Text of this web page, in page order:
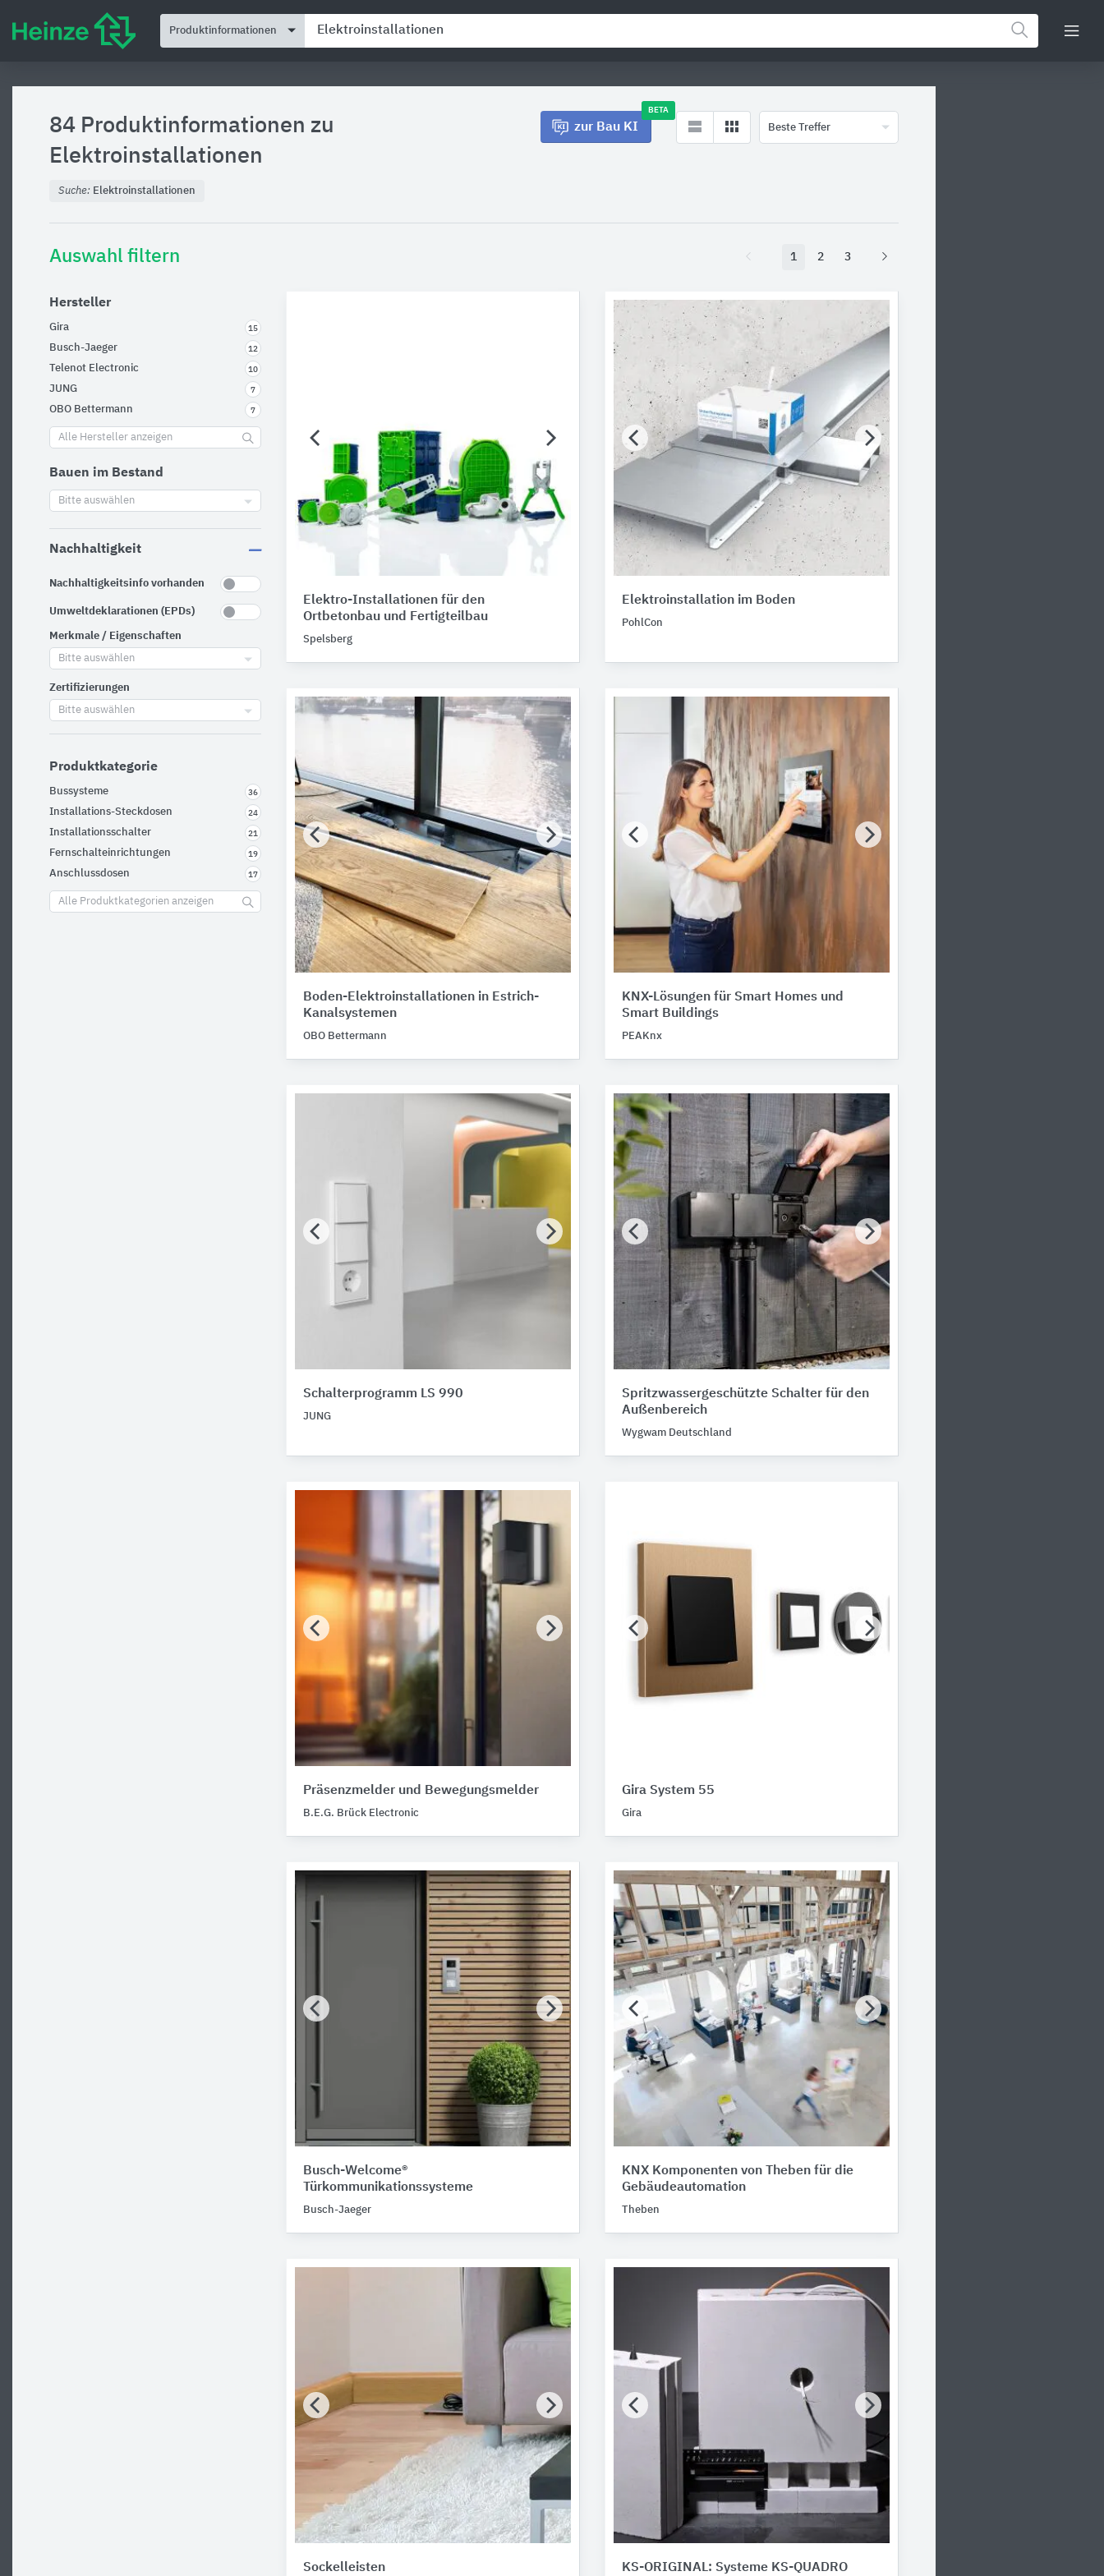
Produktinformationen
84 Produktinformationen zu
Elektroinstallationen
zur Bau KI
BETA
Beste Treffer
Suche: Elektroinstallationen
Auswahl filtern
Hersteller
Gira 15
Busch-Jaeger 12
Telenot Electronic 10
JUNG 7
OBO Bettermann 7
Alle Hersteller anzeigen
Bauen im Bestand
Bitte auswählen
Nachhaltigkeit
Nachhaltigkeitsinfo vorhanden
Umweltdeklarationen (EPDs)
Merkmale / Eigenschaften
Bitte auswählen
Zertifizierungen
Bitte auswählen
Produktkategorie
Bussysteme 36
Installations-Steckdosen 24
Installationsschalter 21
Fernschalteinrichtungen 19
Anschlussdosen 17
Alle Produktkategorien anzeigen
1 2 3
Elektro-Installationen für den
Ortbetonbau und Fertigteilbau
Spelsberg
Elektroinstallation im Boden
PohlCon
Boden-Elektroinstallationen in Estrich-
Kanalsystemen
OBO Bettermann
KNX-Lösungen für Smart Homes und
Smart Buildings
PEAKnx
Schalterprogramm LS 990
JUNG
Spritzwassergeschützte Schalter für den
Außenbereich
Wygwam Deutschland
Präsenzmelder und Bewegungsmelder
B.E.G. Brück Electronic
Gira System 55
Gira
Busch-Welcome®
Türkommunikationssysteme
Busch-Jaeger
KNX Komponenten von Theben für die
Gebäudeautomation
Theben
Sockelleisten KS-ORIGINAL: Systeme KS-QUADRO